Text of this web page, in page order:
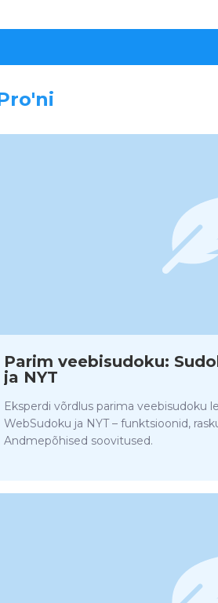
Parim veebisudoku:
ja NYT
Eksperdi võrdlus parima veebisudoku
WebSudoku ja NYT – funktsioonid,
Andmepõhised soovitused.